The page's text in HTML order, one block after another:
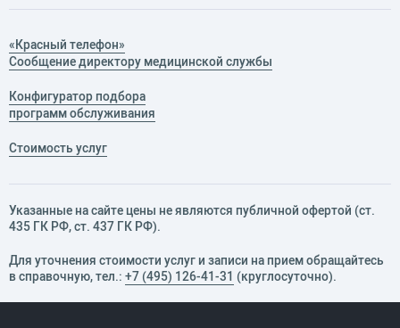
«Красный телефон»
Сообщение директору медицинской службы
Конфигуратор подбора
программ обслуживания
Стоимость услуг
Указанные на сайте цены не являются публичной офертой (ст.
435 ГК РФ, cт. 437 ГК РФ).
Для уточнения стоимости услуг и записи на прием обращайтесь
в справочную, тел.: +7 (495) 126-41-31 (круглосуточно).